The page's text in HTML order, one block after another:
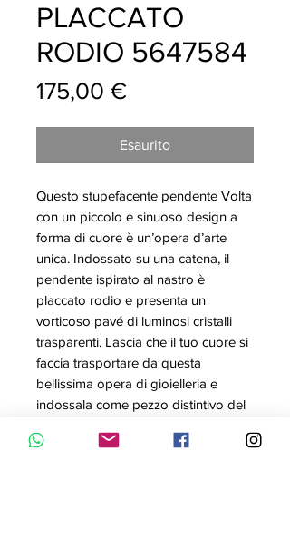
PLACCATO
RODIO 5647584
175,00 €Prezzo
Esaurito
Questo stupefacente pendente Volta
con un piccolo e sinuoso design a
forma di cuore è un’opera d’arte
unica. Indossato su una catena, il
pendente ispirato al nastro è
placcato rodio e presenta un
vorticoso pavé di luminosi cristalli
trasparenti. Lascia che il tuo cuore si
faccia trasportare da questa
bellissima opera di gioielleria e
indossala come pezzo distintivo del
un’occasione romantica.